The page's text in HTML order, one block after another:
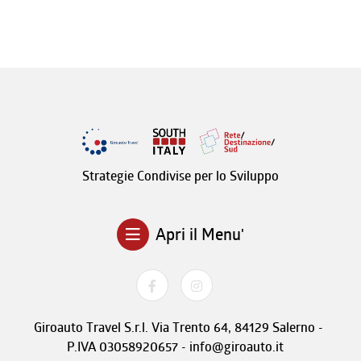
Strategie Condivise per lo Sviluppo
Apri il Menu'
Giroauto Travel S.r.l. Via Trento 64, 84129 Salerno -
P.IVA 03058920657 - info@giroauto.it